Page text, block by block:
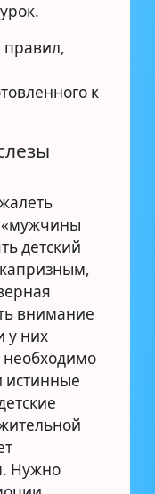
правил,
к
«мужчины
детский
внимание
у них
истинные
Нужно